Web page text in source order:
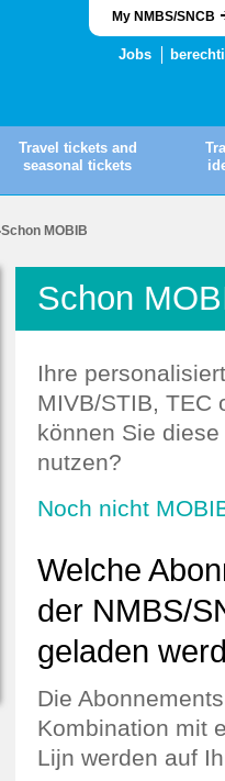
My NMBS/SNCB
Jobs
Travel tickets and
seasonal tickets
Schon MOBIB
Schon
Ihre
MIVB/STIB, TEC
können Sie
nutzen?
Noch nicht
Welche
der NMBS/
geladen
Die
Kombination mit
Lijn werden auf